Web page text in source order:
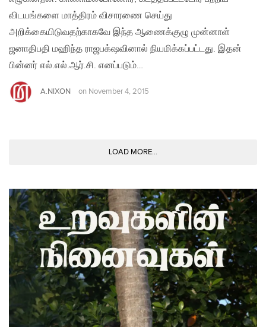
விடயங்களை மாத்திரம் விசாரணை செய்து
அறிக்கையிடுவதற்காகவே இந்த ஆணைக்குழு முன்னாள்
ஜனாதிபதி மஹிந்த ராஜபக்‌ஷவினால் நியமிக்கப்பட்டது. இதன்
பின்னர் எல்.எல்.ஆர்.சி. எனப்படும்…
A.NIXON on November 4, 2015
LOAD MORE...